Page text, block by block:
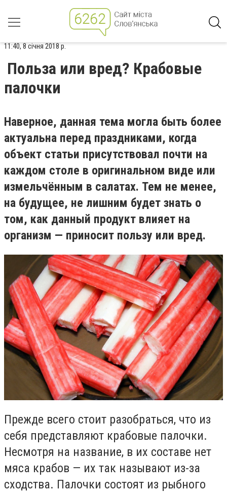
11:40, 8 січня 2018 р.
Польза или вред? Крабовые
палочки
Наверное, данная тема могла быть более
актуальна перед праздниками, когда
объект статьи присутствовал почти на
каждом столе в оригинальном виде или
измельчённым в салатах. Тем не менее,
на будущее, не лишним будет знать о
том, как данный продукт влияет на
организм — приносит пользу или вред.
Прежде всего стоит разобраться, что из
себя представляют крабовые палочки.
Несмотря на название, в их составе нет
мяса крабов — их так называют из-за
сходства. Палочки состоят из рыбного